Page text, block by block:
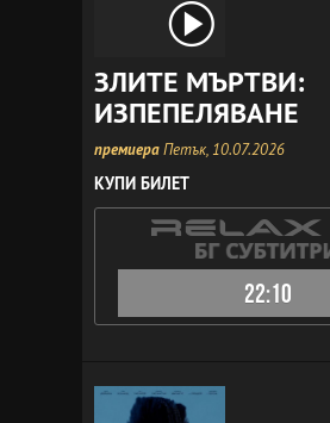
ЗЛИТЕ МЪРТВИ:
ИЗПЕПЕЛЯВАНЕ
премиераПетък, 10.07.2026
КУПИ БИЛЕТ
22:10